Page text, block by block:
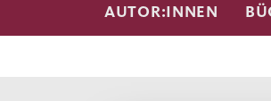
AUTOR:INNEN